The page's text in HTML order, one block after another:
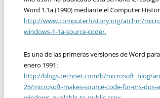
Word 1.1a (1990) mediante el Computer
http://www.computerhistory.org/atchm/
windows-1-1a-source-code/.
Es una de las primeras versiones de Word
enero 1991:
http://blogs.technet.com/b/microsoft_blog/
25/microsoft-makes-source-code-for-ms-dos-